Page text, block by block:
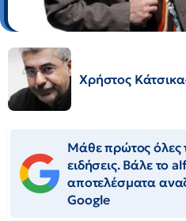
Χρήστος
Μάθε πρώτος όλες
ειδήσεις. Βάλε το
αποτελέσματα
Google